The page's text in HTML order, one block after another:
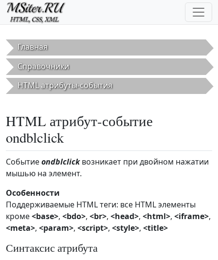
Перейти к основному содержанию
Главная
Справочники
HTML атрибуты-события
HTML атрибут-событие
ondblclick
Событиеondblclickвозникает при двойном нажатии
мышью на элемент.
Особенности
Поддерживаемые HTML теги: все HTML элементы
кроме<base>, <bdo>, <br>, <head>, <html>, <iframe>,
<meta>, <param>, <script>, <style>, <title>
Синтаксис атрибута